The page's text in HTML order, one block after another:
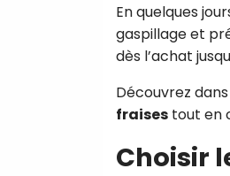
En quelques
gaspillage et
dès l’achat
Découvrez
fraises tout en
Choisir